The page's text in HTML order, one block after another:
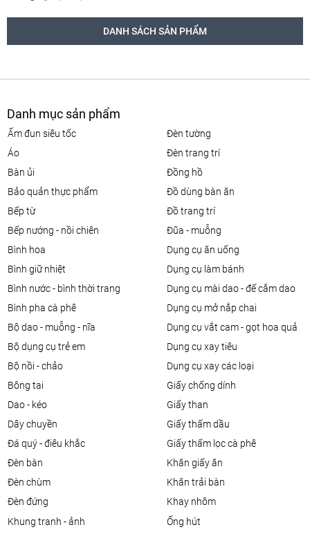
DANH SÁCH SẢN PHẨM
Danh mục sản phẩm
ấm đun siêu tốc
áo
bàn ủi
bảo quản thực phẩm
bếp từ
bếp nướng - nồi chiên
bình hoa
bình giữ nhiệt
bình nước - bình thời trang
bình pha cà phê
bộ dao - muỗng - nĩa
bộ dụng cụ trẻ em
bộ nồi - chảo
bông tai
dao - kéo
dây chuyền
đá quý - điêu khắc
đèn bàn
đèn chùm
đèn đứng
đèn tường
đèn trang trí
đồng hồ
đồ dùng bàn ăn
đồ trang trí
đũa - muỗng
dụng cụ ăn uống
dụng cụ làm bánh
dụng cụ mài dao - đế cắm dao
dụng cụ mở nắp chai
dụng cụ vắt cam - gọt hoa quả
dụng cụ xay tiêu
dụng cụ xay các loại
giấy chống dính
giấy than
giấy thấm dầu
giấy thấm lọc cà phê
khăn giấy ăn
khăn trải bàn
khay nhôm
khung tranh - ảnh
ống hút